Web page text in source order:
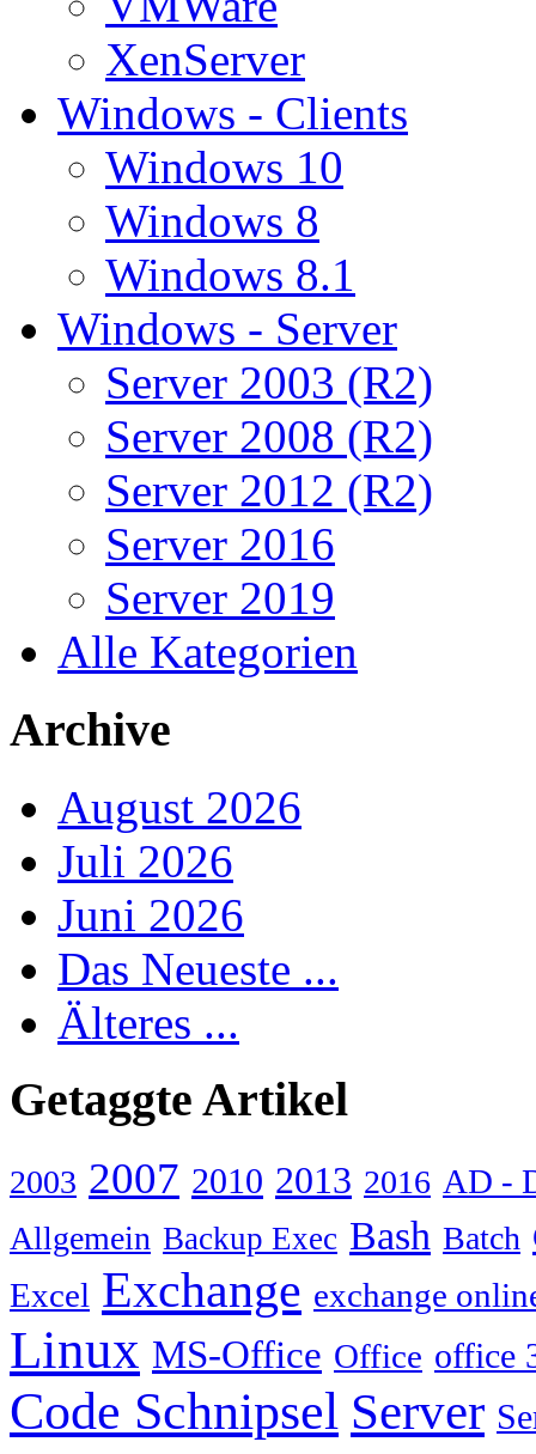
XenServer
Windows - Clients
Windows 10
Windows 8
Windows 8.1
Windows - Server
Server 2003 (R2)
Server 2008 (R2)
Server 2012 (R2)
Server 2016
Server 2019
Alle Kategorien
Archive
August 2026
Juli 2026
Juni 2026
Das Neueste ...
Älteres ...
Getaggte Artikel
2003 2007 2010 2013 2016 AD -
Allgemein Backup Exec Bash Batch
Excel Exchange exchange
Linux MS-Office Office office
Code Schnipsel Server